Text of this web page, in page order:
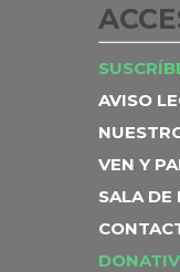
AVISO
VEN Y
SALA DE